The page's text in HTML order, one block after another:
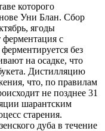
которого
Уни Блан. Сбор
ягоды
ферментация с
без
на осадке, что
Дистилляцию
что, по правилам
не позднее 31
шарантским
старения.
дуба в течение